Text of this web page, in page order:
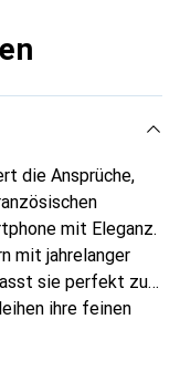
die Ansprüche,
mit Eleganz.
mit jahrelanger
sie perfekt zu
ihre feinen
Die